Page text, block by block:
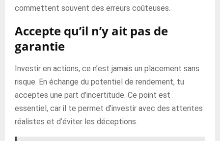
commettent souvent des erreurs coûteuses.
Accepte qu’il n’y ait pas de
garantie
Investir en actions, ce n’est jamais un placement sans
risque. En échange du potentiel de rendement, tu
acceptes une part d’incertitude. Ce point est
essentiel, car il te permet d’investir avec des attentes
réalistes et d’éviter les déceptions.